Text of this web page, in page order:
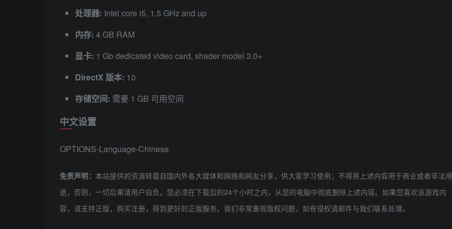
处理器: Intel core i5, 1.5 GHz and up
内存: 4 GB RAM
显卡: 1 Gb dedicated video card, shader model 3.0+
DirectX 版本: 10
存储空间: 需要 1 GB 可用空间
中文设置
OPTIONS-Language-Chinese
免责声明： 本站提供的资源转载自国内外各大媒体和网络和网友分享，供大家学习使用；不得将上述内容用于商业或者非法用
途，否则，一切后果请用户自负。您必须在下载后的24个小时之内，从您的电脑中彻底删除上述内容。如果您喜欢该游戏内
容，请支持正版，购买注册，得到更好的正版服务。我们非常重视版权问题，如有侵权请邮件与我们联系处理。